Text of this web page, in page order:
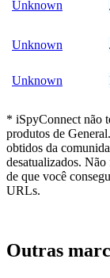
Unknown
Unknown
Unknown
* iSpyConnect não
produtos de
obtidos da
desatualizados. Não
de que você
URLs.
Outras